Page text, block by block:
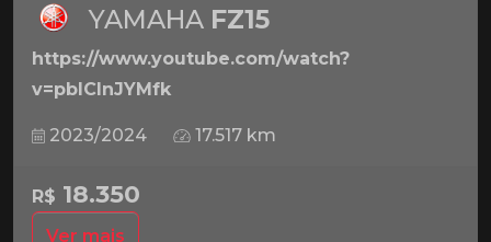
YAMAHA FZ15
https://www.youtube.com/watch?
v=pbICInJYMfk
2023/2024 17.517 km
R$ 18.350
Ver mais